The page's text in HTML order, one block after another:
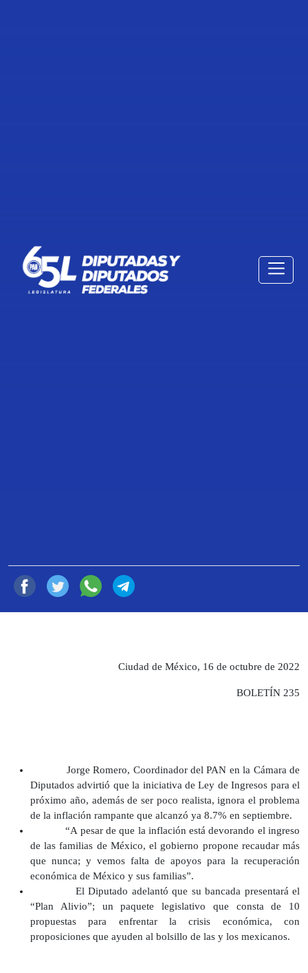
Ciudad de México, 16 de octubre de 2022
BOLETÍN 235
Jorge Romero, Coordinador del PAN en la Cámara de
Diputados advirtió que la iniciativa de Ley de Ingresos para el
próximo año, además de ser poco realista, ignora el problema
de la inflación rampante que alcanzó ya 8.7% en septiembre.
“A pesar de que la inflación está devorando el ingreso
de las familias de México, el gobierno propone recaudar más
que nunca; y vemos falta de apoyos para la recuperación
económica de México y sus familias”.
El Diputado adelantó que su bancada presentará el
“Plan Alivio”; un paquete legislativo que consta de 10
propuestas para enfrentar la crisis económica, con
proposiciones que ayuden al bolsillo de las y los mexicanos.